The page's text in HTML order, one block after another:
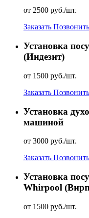
от 2500 руб./шт.
Заказать Позвонить
Установка
(Индезит)
от 1500 руб./шт.
Заказать Позвонить
Установка
машиной
от 3000 руб./шт.
Заказать Позвонить
Установка
Whirpool
от 1500 руб./шт.